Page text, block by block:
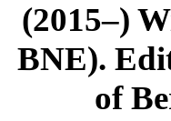
(2015–)
BNE).
of